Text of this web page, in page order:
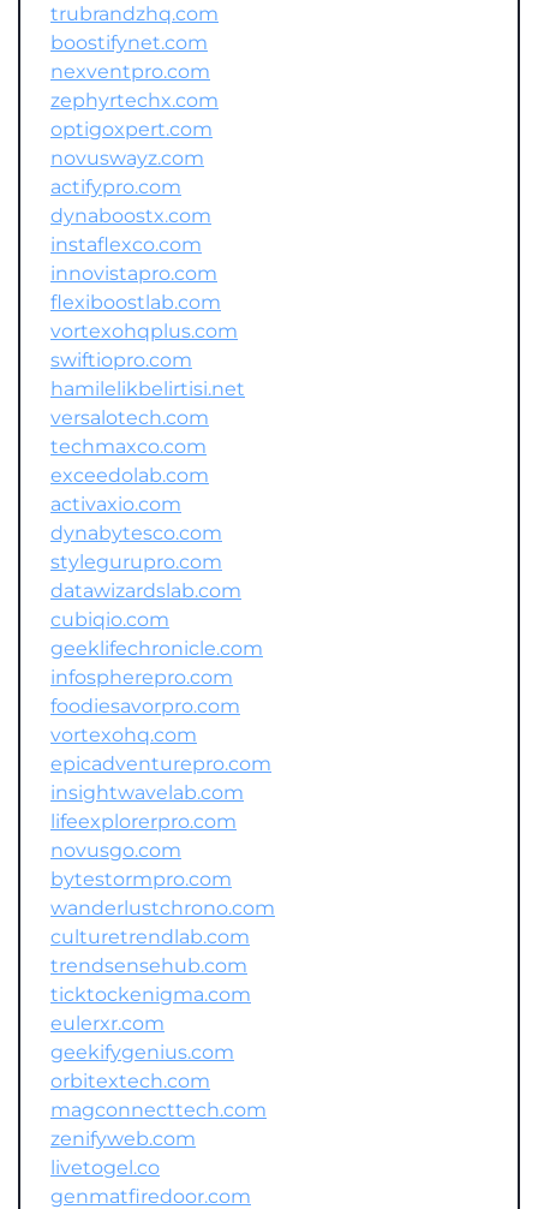
trubrandzhq.com
boostifynet.com
nexventpro.com
zephyrtechx.com
optigoxpert.com
novuswayz.com
actifypro.com
dynaboostx.com
instaflexco.com
innovistapro.com
flexiboostlab.com
vortexohqplus.com
swiftiopro.com
hamilelikbelirtisi.net
versalotech.com
techmaxco.com
exceedolab.com
activaxio.com
dynabytesco.com
stylegurupro.com
datawizardslab.com
cubiqio.com
geeklifechronicle.com
infospherepro.com
foodiesavorpro.com
vortexohq.com
epicadventurepro.com
insightwavelab.com
lifeexplorerpro.com
novusgo.com
bytestormpro.com
wanderlustchrono.com
culturetrendlab.com
trendsensehub.com
ticktockenigma.com
eulerxr.com
geekifygenius.com
orbitextech.com
magconnecttech.com
zenifyweb.com
livetogel.co
genmatfiredoor.com